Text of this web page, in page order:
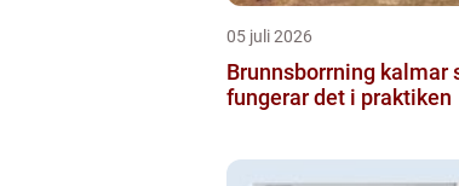
05 juli 2026
Brunnsborrning kalmar så
fungerar det i praktiken